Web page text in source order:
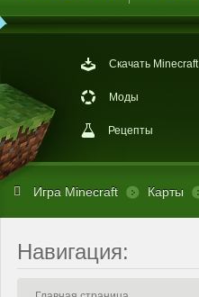
Скачать Minecraft
Моды
Рецепты
Игра Minecraft Карты
Навигация: